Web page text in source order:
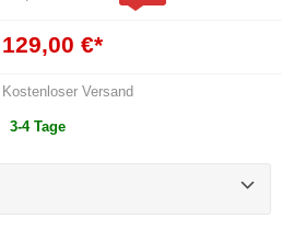
129,00 €*
Kostenloser Versand
3-4 Tage